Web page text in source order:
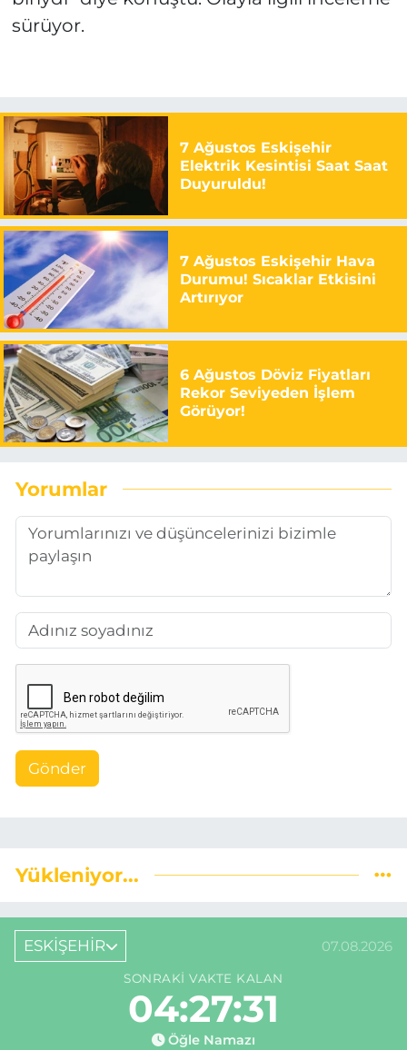
sürüyor.
7 Ağustos Eskişehir
Elektrik Kesintisi Saat Saat
Duyuruldu!
7 Ağustos Eskişehir Hava
Durumu! Sıcaklar Etkisini
Artırıyor
6 Ağustos Döviz Fiyatları
Rekor Seviyeden İşlem
Görüyor!
Yorumlar
Gönder
Yükleniyor...
ESKİŞEHİR 07.08.2026
SONRAKI VAKTE KALAN
04:27:30
Öğle Namazı